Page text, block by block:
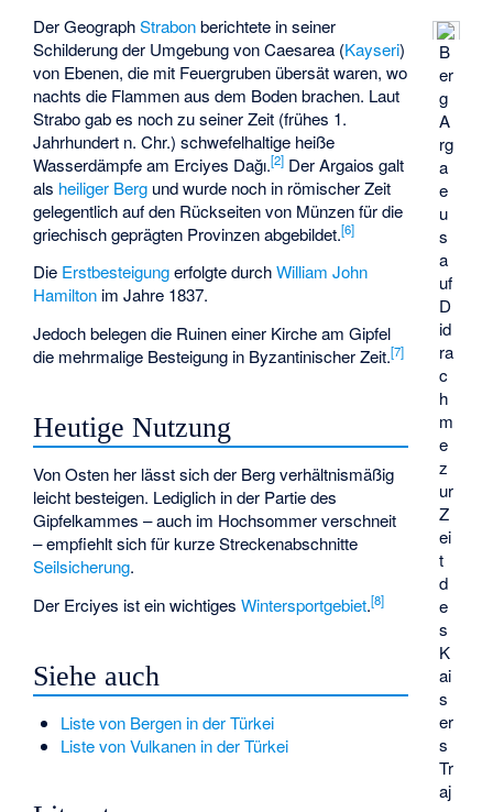
B
er
g
A
rg
a
e
u
s
a
uf
D
id
ra
c
h
m
e
z
ur
Z
ei
t
d
e
s
K
ai
s
er
s
Tr
aj
Der GeographStrabonberichtete in seiner
Schilderung der Umgebung von Caesarea (Kayseri)
von Ebenen, die mit Feuergruben übersät waren, wo
nachts die Flammen aus dem Boden brachen. Laut
Strabo gab es noch zu seiner Zeit (frühes 1.
Jahrhundert n. Chr.) schwefelhaltige heiße
Wasserdämpfe am Erciyes Dağı.[2] Der Argaios galt
als heiliger Berg und wurde noch in römischer Zeit
gelegentlich auf den Rückseiten von Münzen für die
griechisch geprägten Provinzen abgebildet.[6]
Die Erstbesteigungerfolgte durchWilliam John
Hamilton im Jahre 1837.
Jedoch belegen die Ruinen einer Kirche am Gipfel
die mehrmalige Besteigung in Byzantinischer Zeit.[7]
Heutige Nutzung
Von Osten her lässt sich der Berg verhältnismäßig
leicht besteigen. Lediglich in der Partie des
Gipfelkammes – auch im Hochsommer verschneit
– empfiehlt sich für kurze Streckenabschnitte
Seilsicherung.
Der Erciyes ist ein wichtigesWintersportgebiet.[8]
Siehe auch
Liste von Bergen in der Türkei
Liste von Vulkanen in der Türkei